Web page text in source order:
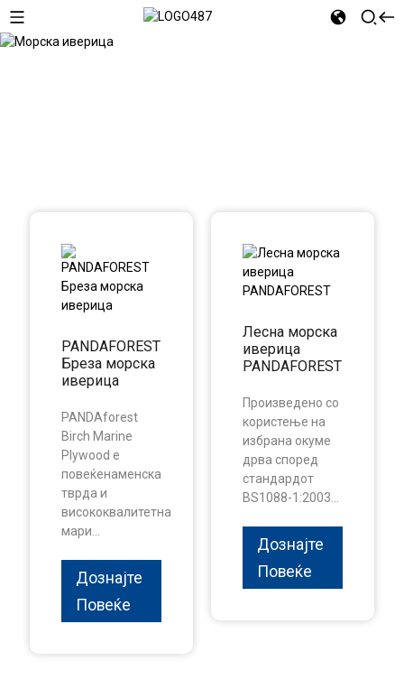
PANDAFOREST
Бреза морска
иверица
PANDAforest
Birch Marine
Plywood е
повеќенаменска
тврда и
висококвалитетна
мари...
Дознајте
Повеќе
Лесна морска
иверица
PANDAFOREST
Произведено со
користење на
избрана окуме
дрва според
стандардот
BS1088-1:2003...
Дознајте
Повеќе